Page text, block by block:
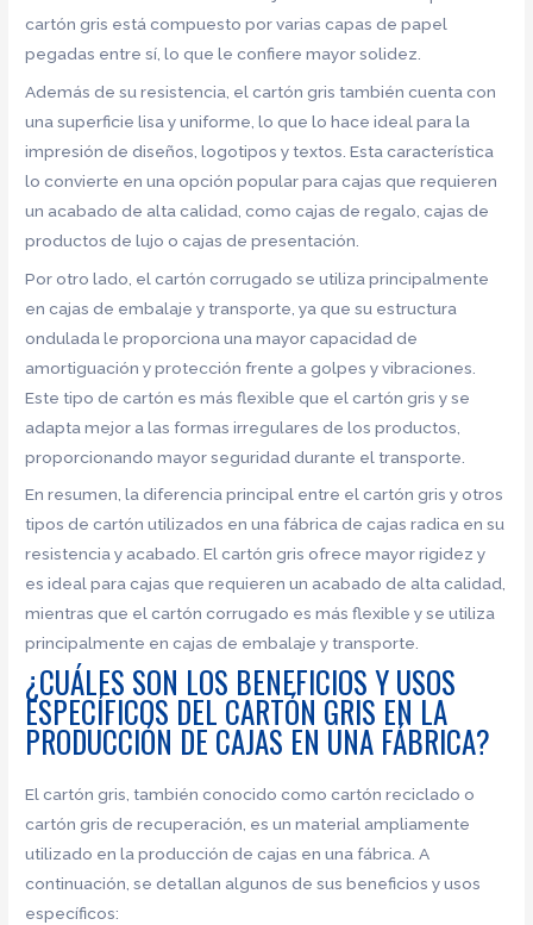
cartón gris está compuesto por varias capas de papel
pegadas entre sí, lo que le confiere mayor solidez.
Además de su resistencia, el cartón gris también cuenta con
una superficie lisa y uniforme, lo que lo hace ideal para la
impresión de diseños, logotipos y textos. Esta característica
lo convierte en una opción popular para cajas que requieren
un acabado de alta calidad, como cajas de regalo, cajas de
productos de lujo o cajas de presentación.
Por otro lado, el cartón corrugado se utiliza principalmente
en cajas de embalaje y transporte, ya que su estructura
ondulada le proporciona una mayor capacidad de
amortiguación y protección frente a golpes y vibraciones.
Este tipo de cartón es más flexible que el cartón gris y se
adapta mejor a las formas irregulares de los productos,
proporcionando mayor seguridad durante el transporte.
En resumen, la diferencia principal entre el cartón gris y otros
tipos de cartón utilizados en una fábrica de cajas radica en su
resistencia y acabado. El cartón gris ofrece mayor rigidez y
es ideal para cajas que requieren un acabado de alta calidad,
mientras que el cartón corrugado es más flexible y se utiliza
principalmente en cajas de embalaje y transporte.
¿CUÁLES SON LOS BENEFICIOS Y USOS
ESPECÍFICOS DEL CARTÓN GRIS EN LA
PRODUCCIÓN DE CAJAS EN UNA FÁBRICA?
El cartón gris, también conocido como cartón reciclado o
cartón gris de recuperación, es un material ampliamente
utilizado en la producción de cajas en una fábrica. A
continuación, se detallan algunos de sus beneficios y usos
específicos: